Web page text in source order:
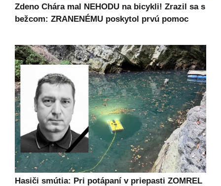
Zdeno Chára mal NEHODU na bicykli! Zrazil sa s
bežcom: ZRANENÉMU poskytol prvú pomoc
Hasiči smútia: Pri potápaní v priepasti ZOMREL